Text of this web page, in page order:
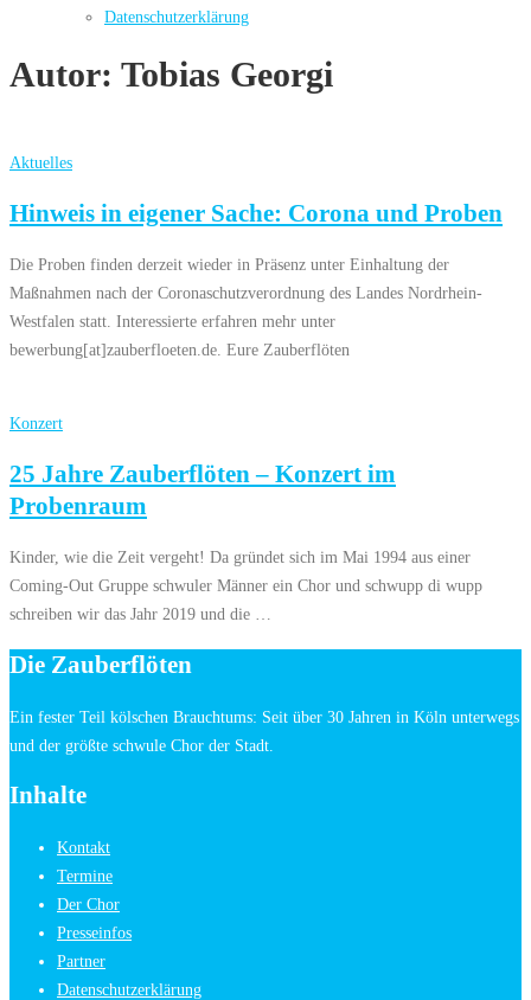
Datenschutzerklärung
Autor: Tobias Georgi
Aktuelles
Hinweis in eigener Sache: Corona und Proben
Die Proben finden derzeit wieder in Präsenz unter Einhaltung der
Maßnahmen nach der Coronaschutzverordnung des Landes Nordrhein-
Westfalen statt. Interessierte erfahren mehr unter
bewerbung[at]zauberfloeten.de. Eure Zauberflöten
Konzert
25 Jahre Zauberflöten – Konzert im
Probenraum
Kinder, wie die Zeit vergeht! Da gründet sich im Mai 1994 aus einer
Coming-Out Gruppe schwuler Männer ein Chor und schwupp di wupp
schreiben wir das Jahr 2019 und die …
Die Zauberflöten
Ein fester Teil kölschen Brauchtums: Seit über 30 Jahren in Köln unterwegs
und der größte schwule Chor der Stadt.
Inhalte
Kontakt
Termine
Der Chor
Presseinfos
Partner
Datenschutzerklärung